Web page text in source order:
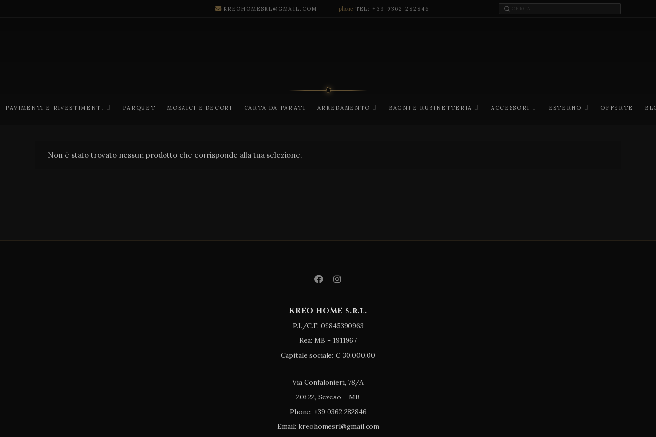
KREOHOMESRL@GMAIL.COM phone TEL: +39 0362 282846
PAVIMENTI E RIVESTIMENTI PARQUET MOSAICI E DECORI CARTA DA PARATI ARREDAMENTO BAGNI E RUBINETTERIA ACCESSORI ESTERNO OFFERTE
Non è stato trovato nessun prodotto che corrisponde alla tua selezione.
KREO HOME s.r.l.
P.I./C.F. 09845390963
Rea: MB – 1911967
Capitale sociale: € 30.000,00
Via Confalonieri, 78/A
20822, Seveso – MB
Phone: +39 0362 282846
Email: kreohomesrl@gmail.com